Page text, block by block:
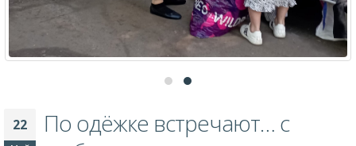
22
По одёжке встречают… с